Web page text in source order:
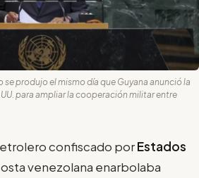
produjo el mismo día que Guyana anunció la
para ampliar la cooperación militar entre
confiscado porEstados
venezolana enarbolaba